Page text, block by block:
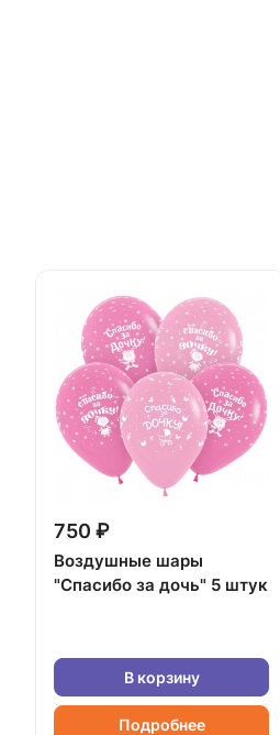
750 ₽
Воздушные шары
"Спасибо за дочь" 5 штук
В корзину
Подробнее